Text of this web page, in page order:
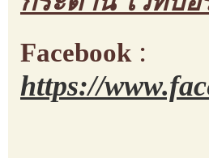
Facebook :
https://